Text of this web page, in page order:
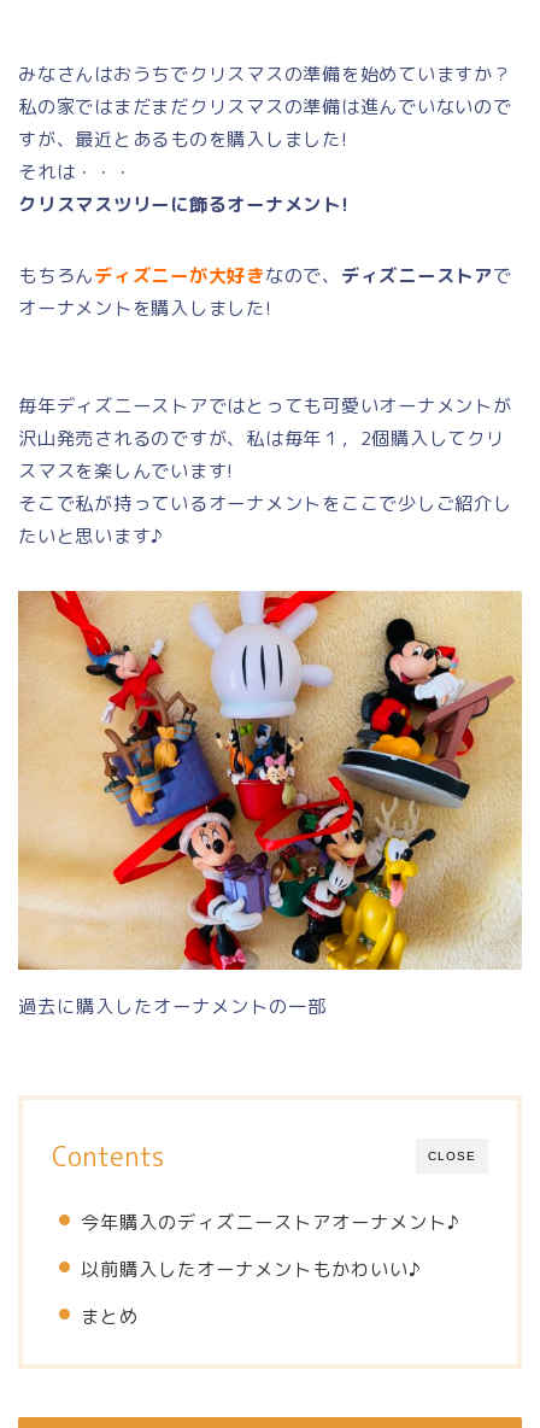
みなさんはおうちでクリスマスの準備を始めていますか？
私の家ではまだまだクリスマスの準備は進んでいないので
すが、最近とあるものを購入しました!
それは・・・
クリスマスツリーに飾るオーナメント!
もちろんディズニーが大好きなので、 ディズニーストアで
オーナメントを購入しました!
毎年ディズニーストアではとっても可愛いオーナメントが
沢山発売されるのですが、私は毎年１，2個購入してクリ
スマスを楽しんでいます!
そこで私が持っているオーナメントをここで少しご紹介し
たいと思います♪
過去に購入したオーナメントの一部
CLOSE
Contents
今年購入のディズニーストアオーナメント♪
以前購入したオーナメントもかわいい♪
まとめ